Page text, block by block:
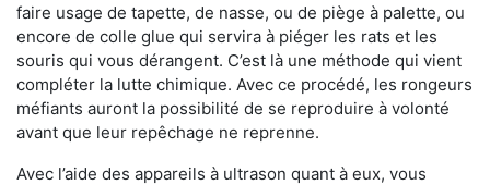
faire usage de tapette, de nasse, ou de piège à palette, ou
encore de colle glue qui servira à piéger les rats et les
souris qui vous dérangent. C’est là une méthode qui vient
compléter la lutte chimique. Avec ce procédé, les rongeurs
méfiants auront la possibilité de se reproduire à volonté
avant que leur repêchage ne reprenne.
Avec l’aide des appareils à ultrason quant à eux, vous